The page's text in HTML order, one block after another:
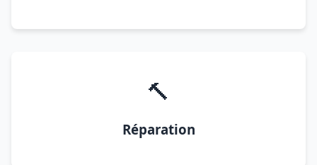
🔨
Réparation